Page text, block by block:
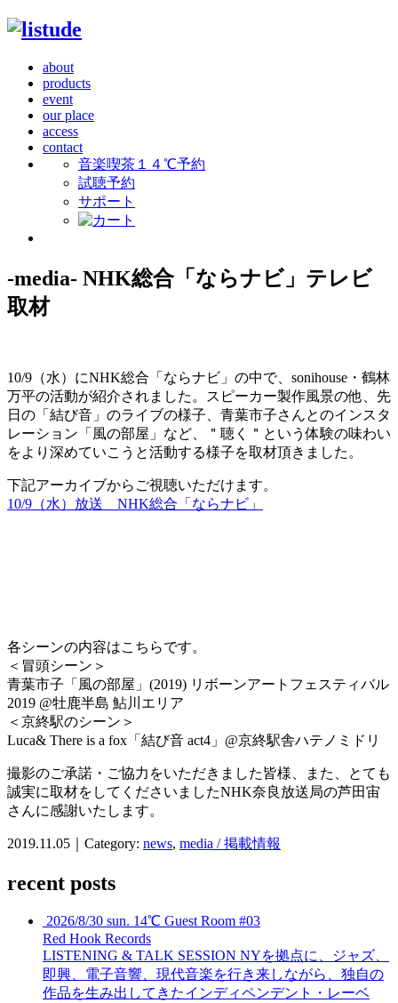
about
products
event
our place
access
contact
音楽喫茶１４℃予約
試聴予約
サポート
-media- NHK総合「ならナビ」テレビ
取材
10/9（水）にNHK総合「ならナビ」の中で、sonihouse・鶴林
万平の活動が紹介されました。スピーカー製作風景の他、先
日の「結び音」のライブの様子、青葉市子さんとのインスタ
レーション「風の部屋」など、＂聴く＂という体験の味わい
をより深めていこうと活動する様子を取材頂きました。
下記アーカイブからご視聴いただけます。
10/9（水）放送 NHK総合「ならナビ」
各シーンの内容はこちらです。
＜冒頭シーン＞
青葉市子「風の部屋」(2019) リボーンアートフェスティバル
2019 @牡鹿半島 鮎川エリア
＜京終駅のシーン＞
Luca& There is a fox「結び音 act4」@京終駅舎ハテノミドリ
撮影のご承諾・ご協力をいただきました皆様、また、とても
誠実に取材をしてくださいましたNHK奈良放送局の芦田宙
さんに感謝いたします。
2019.11.05｜Category: news, media / 掲載情報
recent posts
2026/8/30 sun. 14℃ Guest Room #03
Red Hook Records
LISTENING & TALK SESSION NYを拠点に、ジャズ、
即興、電子音響、現代音楽を行き来しながら、独自の
作品を生み出してきたインディペンデント・レーベ